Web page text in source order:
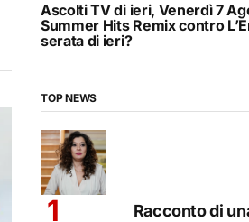
Ascolti TV di ieri, Venerdì 7
Summer Hits Remix contro
serata di ieri?
TOP NEWS
Racconto di